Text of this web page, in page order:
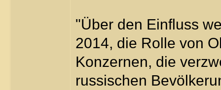
"Über den Einfluss
2014, die Rolle von
Konzernen, die
russischen